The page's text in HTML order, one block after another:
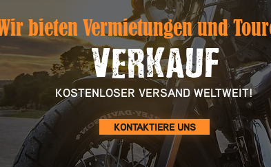
bieten Vermietungen und
VERKAUF
KOSTENLOSER VERSAND WELTWEIT!
KONTAKTIERE UNS